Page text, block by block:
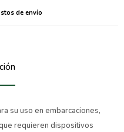
de envío
su uso en embarcaciones,
requieren dispositivos